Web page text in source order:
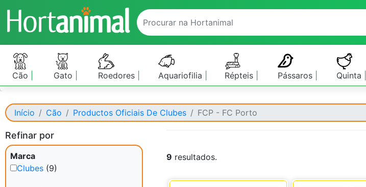
Cão Gato Roedores Aquariofilia Répteis Pássaros Quinta
Início Cão Productos Oficiais De Clubes FCP - FC Porto
Refinar por
Marca
Clubes (9)
9 resultados.